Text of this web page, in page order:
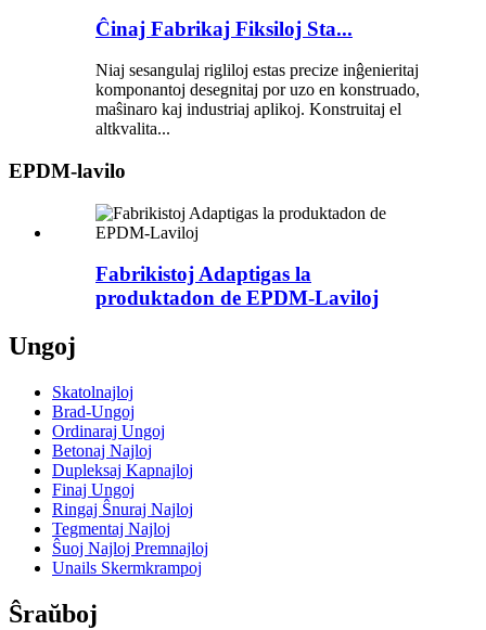
Ĉinaj Fabrikaj Fiksiloj Sta...
Niaj sesangulaj rigliloj estas precize inĝenieritaj
komponantoj desegnitaj por uzo en konstruado,
maŝinaro kaj industriaj aplikoj. Konstruitaj el
altkvalita...
EPDM-lavilo
Fabrikistoj Adaptigas la
produktadon de EPDM-Laviloj
Ungoj
Skatolnajloj
Brad-Ungoj
Ordinaraj Ungoj
Betonaj Najloj
Dupleksaj Kapnajloj
Finaj Ungoj
Ringaj Ŝnuraj Najloj
Tegmentaj Najloj
Ŝuoj Najloj Premnajloj
Unails Skermkrampoj
Ŝraŭboj